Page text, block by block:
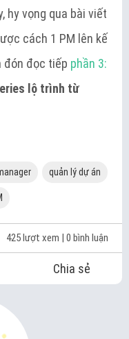
hy vọng qua bài viết
cách 1 PM lên kế
đón đọc tiếp phần 3:
lộ trình từ
quản lý dự án
425 lượt xem | 0 bình luận
Chia sẻ